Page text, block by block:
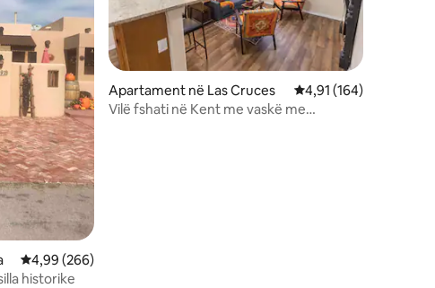
Vlerësimi mesatar 4,99 nga 5, 266 vlerësime
4,99 (266)
historike
Apartament në Las Cruces Vlerësimi mesatar
4,91 (164)
Vilë fshati në Kent me vaskë me